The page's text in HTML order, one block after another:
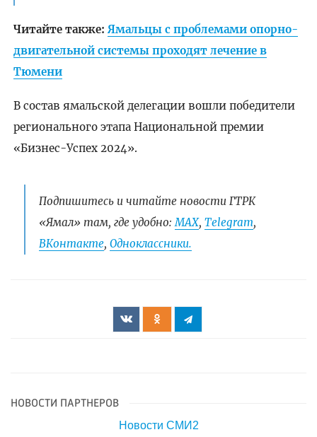
Читайте также: Ямальцы с проблемами опорно-
двигательной системы проходят лечение в
Тюмени
В состав ямальской делегации вошли победители
регионального этапа Национальной премии
«Бизнес-Успех 2024».
Подпишитесь и читайте новости ГТРК
«Ямал» там, где удобно:МАХ, Telegram,
ВКонтакте, Одноклассники.
НОВОСТИ ПАРТНЕРОВ
Новости СМИ2